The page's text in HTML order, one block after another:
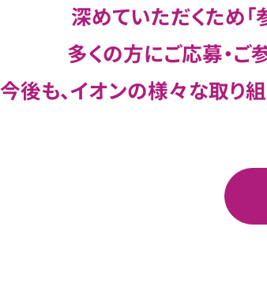
深めていただくため
多くの方にご応募・ご
今後も、イオンの様々な取り